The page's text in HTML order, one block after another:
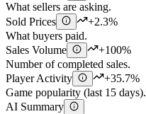
What sellers are asking.
Sold Prices
+2.3%
What buyers paid.
Sales Volume
+100%
Number of completed sales.
Player Activity
+35.7%
Game popularity (last 15 days).
AI Summary